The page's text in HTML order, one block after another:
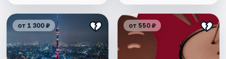
от 1 300 ₽ от 550 ₽